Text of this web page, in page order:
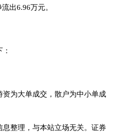
出6.96万元。
为大单成交，散户为中小单成
整理，与本站立场无关。证券